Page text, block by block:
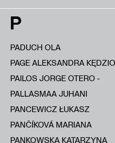
P
PADUCH OLA
PAGE ALEKSANDRA
PAILOS JORGE OTERO -
PALLASMAA JUHANI
PANCEWICZ ŁUKASZ
PANČÍKOVÁ MARIANA
PANKOWSKA KATARZYNA